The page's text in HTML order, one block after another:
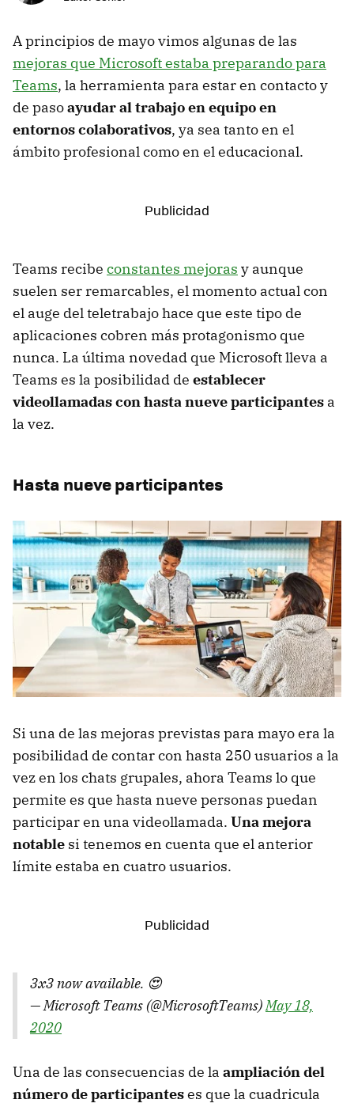
A principios de mayo vimos algunas de las
mejoras que Microsoft estaba preparando para
Teams, la herramienta para estar en contacto y
de pasoayudar al trabajo en equipo en
entornos colaborativos, ya sea tanto en el
ámbito profesional como en el educacional.
Teams recibe constantes mejoras y aunque
suelen ser remarcables, el momento actual con
el auge del teletrabajo hace que este tipo de
aplicaciones cobren más protagonismo que
nunca. La última novedad que Microsoft lleva a
Teams es la posibilidad de establecer
videollamadas con hasta nueve participantes a
la vez.
Hasta nueve participantes
Si una de las mejoras previstas para mayo era la
posibilidad de contar con hasta 250 usuarios a la
vez en los chats grupales, ahora Teams lo que
permite es que hasta nueve personas puedan
participar en una videollamada. Una mejora
notable si tenemos en cuenta que el anterior
límite estaba en cuatro usuarios.
3x3 now available. 😍
— Microsoft Teams (@MicrosoftTeams)May 18,
2020
Una de las consecuencias de la ampliación del
número de participanteses que la cuadricula